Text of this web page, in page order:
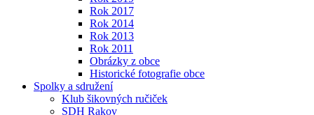
Rok 2017
Rok 2014
Rok 2013
Rok 2011
Obrázky z obce
Historické fotografie obce
Spolky a sdružení
Klub šikovných ručiček
SDH Rakov